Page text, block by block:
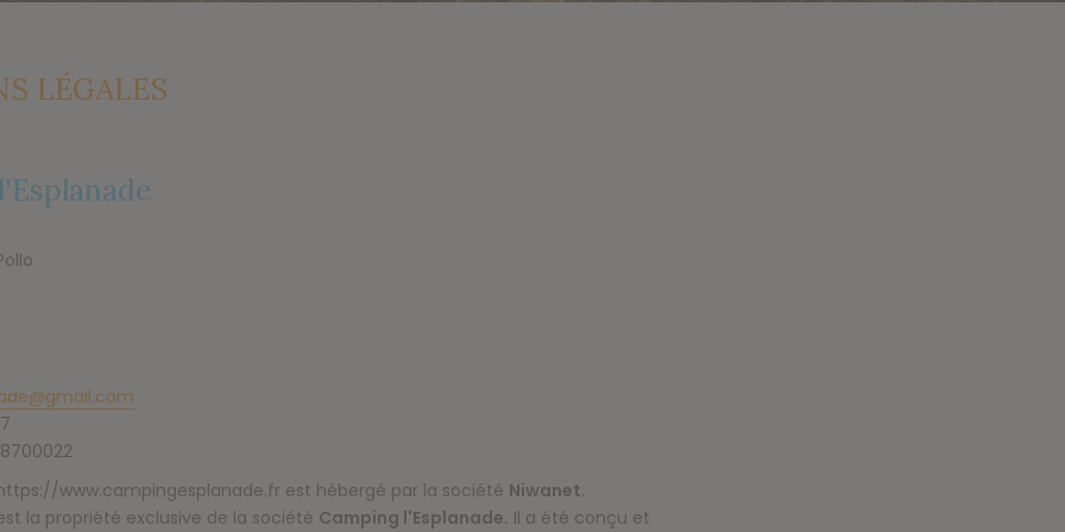
LÉGALES
www.campingesplanade.fr est hébergé par la société Niwanet.
la propriété exclusive de la société Camping l'Esplanade. Il a été conçu et